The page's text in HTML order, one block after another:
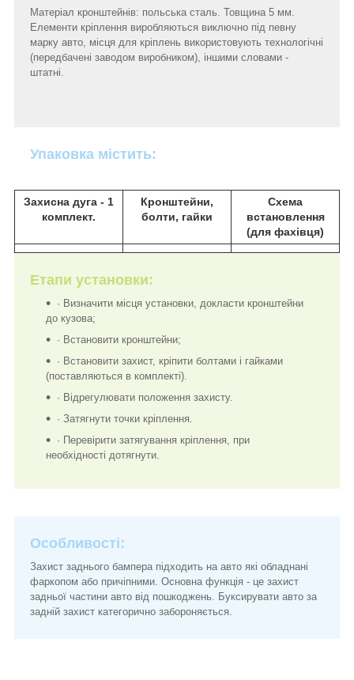
Матеріал кронштейнів: польська сталь. Товщина 5 мм.
Елементи кріплення виробляються виключно під певну
марку авто, місця для кріплень використовують технологічні
(передбачені заводом виробником), іншими словами -
штатні.
Упаковка містить:
Захисна дуга - 1
комплект.
Кронштейни,
болти, гайки
Схема
встановлення
(для фахівця)
Етапи установки:
· Визначити місця установки, докласти кронштейни
до кузова;
· Встановити кронштейни;
· Встановити захист, кріпити болтами і гайками
(поставляються в комплекті).
· Відрегулювати положення захисту.
· Затягнути точки кріплення.
· Перевірити затягування кріплення, при
необхідності дотягнути.
Особливості:
Захист заднього бампера підходить на авто які обладнані
фаркопом або причіпними. Основна функція - це захист
задньої частини авто від пошкоджень. Буксирувати авто за
задній захист категорично забороняється.